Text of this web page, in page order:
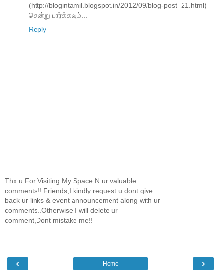
(http://blogintamil.blogspot.in/2012/09/blog-post_21.html)
சென்று பார்க்கவும்...
Reply
Thx u For Visiting My Space N ur valuable
comments!! Friends,I kindly request u dont give
back ur links & event announcement along with ur
comments..Otherwise I will delete ur
comment,Dont mistake me!!
‹ ›
Home